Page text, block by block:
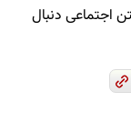
اجتماعی دنبال